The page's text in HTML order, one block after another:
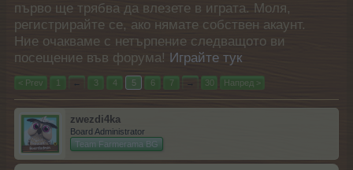
първо ще трябва да влезете в играта. Моля,
регистрирайте се, ако нямате собствен акаунт.
Ние очакваме с нетърпение следващото ви
посещение във форума! Играйте тук
< Prev 1 ← 3 4 5 6 7 → 30 Напред >
zwezdi4ka
Board Administrator
Team Farmerama BG